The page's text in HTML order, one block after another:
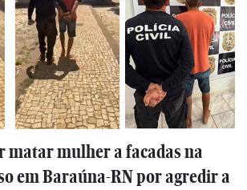
matar mulher a facadas na
em Baraúna-RN por agredir a